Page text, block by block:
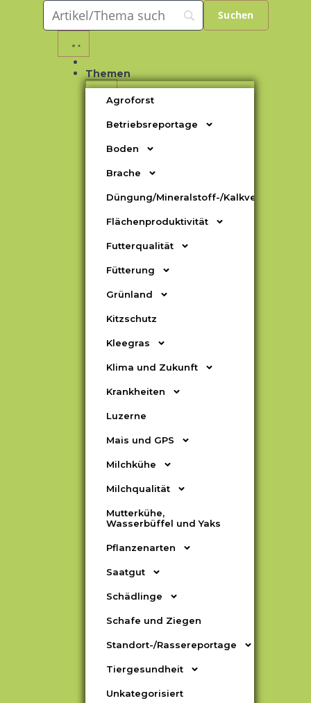
Themen
Agroforst
Betriebsreportage
Boden
Brache
Düngung/Mineralstoff-/Kalkversorgung
Flächenproduktivität
Futterqualität
Fütterung
Grünland
Kitzschutz
Kleegras
Klima und Zukunft
Krankheiten
Luzerne
Mais und GPS
Milchkühe
Milchqualität
Mutterkühe,
Wasserbüffel und Yaks
Pflanzenarten
Saatgut
Schädlinge
Schafe und Ziegen
Standort-/Rassereportage
Tiergesundheit
Unkategorisiert